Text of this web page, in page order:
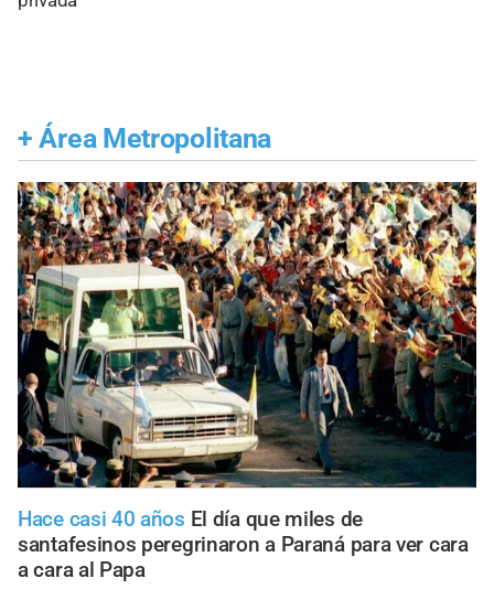
+ Área Metropolitana
Hace casi 40 años El día que miles de
santafesinos peregrinaron a Paraná para ver cara
a cara al Papa